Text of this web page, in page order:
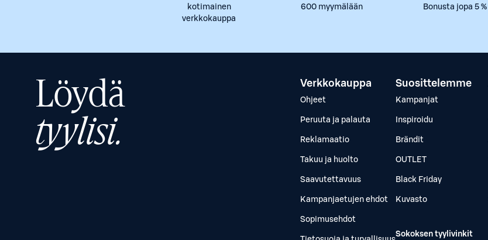
kotimainen
verkkokauppa
600 myymälään
Bonusta jopa 5 %
Löydä
tyylisi.
Verkkokauppa
Ohjeet
Peruuta ja palauta
Reklamaatio
Takuu ja huolto
Saavutettavuus
Kampanjaetujen ehdot
Sopimusehdot
Suosittelemme
Kampanjat
Inspiroidu
Brändit
OUTLET
Black Friday
Kuvasto
Sokoksen tyylivinkit